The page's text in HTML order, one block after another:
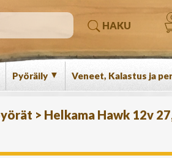
HAKU
Pyöräily ▼ Veneet, Kalastus ja
> Helkama Hawk 12v